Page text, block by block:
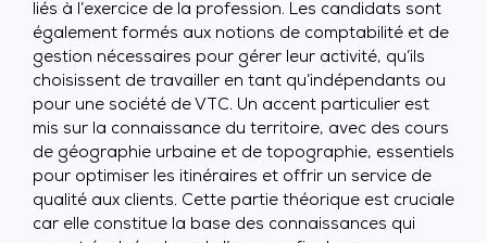
liés à l’exercice de la profession. Les candidats sont
également formés aux notions de comptabilité et de
gestion nécessaires pour gérer leur activité, qu’ils
choisissent de travailler en tant qu’indépendants ou
pour une société de VTC. Un accent particulier est
mis sur la connaissance du territoire, avec des cours
de géographie urbaine et de topographie, essentiels
pour optimiser les itinéraires et offrir un service de
qualité aux clients. Cette partie théorique est cruciale
car elle constitue la base des connaissances qui